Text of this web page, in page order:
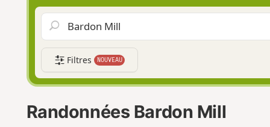
Filtres NOUVEAU
Randonnées Bardon Mill